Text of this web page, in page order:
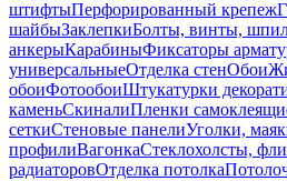
штифтыПерфорированный крепеж
шайбыЗаклепкиБолты, винты,
анкерыКарабиныФиксаторы
универсальныеОтделка стенОбои
обоиФотообоиШтукатурки
каменьСкиналиПленки
сеткиСтеновые панелиУголки,
профилиВагонкаСтеклохолсты,
радиаторовОтделка потолка